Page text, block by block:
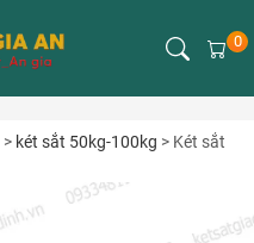
0
> két sắt 50kg-100kg > Két sắt